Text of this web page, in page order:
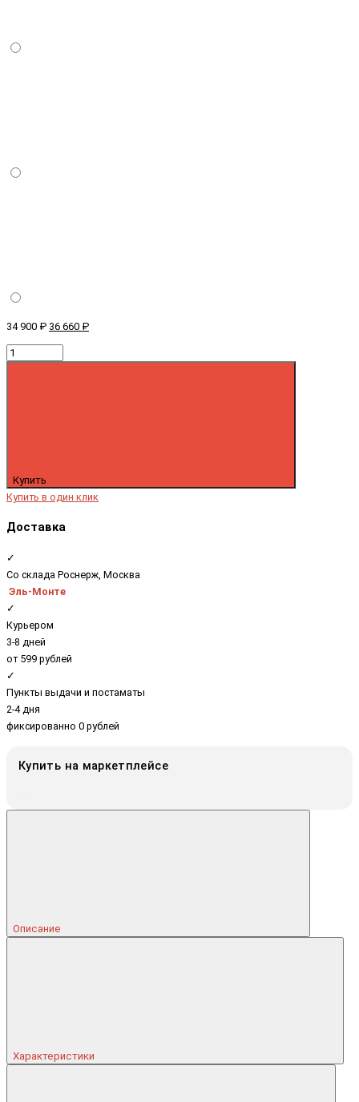
34 900 ₽ 36 660 ₽
Купить
Купить в один клик
Доставка
✓
Со склада Роснерж, Москва
Эль-Монте
✓
Курьером
3-8 дней
от 599 рублей
✓
Пункты выдачи и постаматы
2-4 дня
фиксированно 0 рублей
Купить на маркетплейсе
Описание
Характеристики